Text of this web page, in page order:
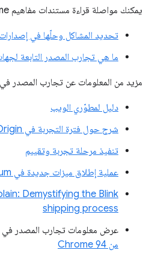
يمكنك مواصلة قراءة مستندات مفاهيم Chrome:
تحديد المشاكل وحلّها في إصدارات Chrome التجريبية
ما هي تجارب المصدر التابعة
مزيد من المعلومات عن تجارب المصدر في Chrome:
دليل لمطوّري الويب
شرح حول فترة التجربة في Origin
تنفيذ مرحلة تجربة وتقييم
عملية إطلاق ميزات جديدة في Chromium
Demystifying the Blink
shipping process
عرض معلومات تجارب المصدر في
من Chrome 94